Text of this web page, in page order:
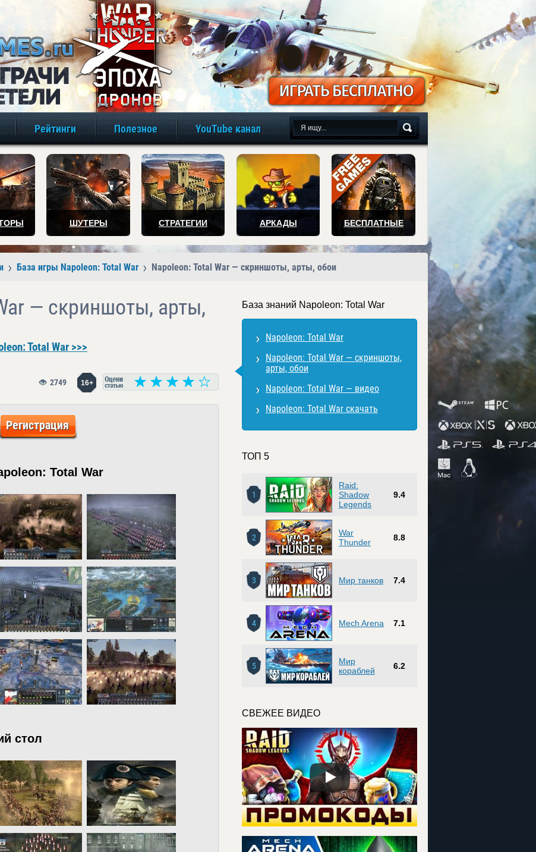
игры онлайн бесплатно
Рейтинги Полезное YouTube канал
ШУТЕРЫ СТРАТЕГИИ АРКАДЫ БЕСПЛАТНЫЕ
База игры Napoleon: Total War Napoleon: Total War — скриншоты, арты, обои
— скриншоты, арты,
Total War >>>
16+
2749
Регистрация
Total War
стол
База знаний Napoleon: Total War
Napoleon: Total War
Napoleon: Total War — скриншоты,
арты, обои
Napoleon: Total War — видео
Napoleon: Total War скачать
ТОП 5
1
Raid:
Shadow
Legends
9.4
2
War
Thunder
8.8
3 Мир танков 7.4
4 Mech Arena 7.1
5
Мир
кораблей
6.2
СВЕЖЕЕ ВИДЕО